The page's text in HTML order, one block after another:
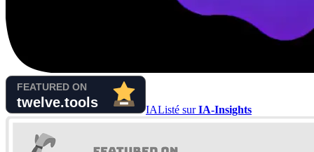
IAListé surIA-Insights